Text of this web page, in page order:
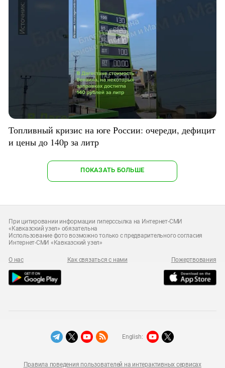
Топливный кризис на юге России: очереди, дефицит
и цены до 140р за литр
ПОКАЗАТЬ БОЛЬШЕ
При цитировании информации гиперссылка на Интернет-СМИ
«Кавказский узел» обязательна
Использование фото возможно только с предварительного согласия
Интернет-СМИ «Кавказский узел»
О нас Как связаться с нами Пожертвования
Правила поведения пользователей на интерактивных сервисах
English: